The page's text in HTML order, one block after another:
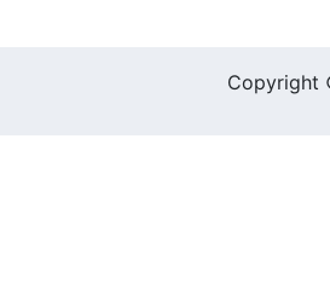
Copyright